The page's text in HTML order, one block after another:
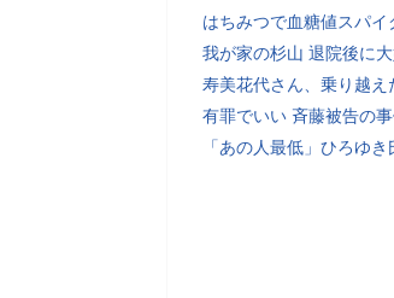
はちみつで血糖値スパイ
我が家の杉山 退院後に
寿美花代さん、乗り越え
有罪でいい 斉藤被告の
「あの人最低」ひろゆ